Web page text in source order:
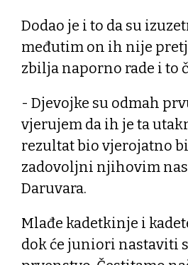
Dodao je i to da su
međutim on ih nije
zbilja naporno rade i to
- Djevojke su odmah
vjerujem da ih je ta
rezultat bio vjerojatno
zadovoljni njihovim
Daruvara.
Mlađe kadetkinje i
dok će juniori nastaviti